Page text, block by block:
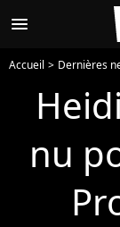
menu
Accueil Dernières
nu